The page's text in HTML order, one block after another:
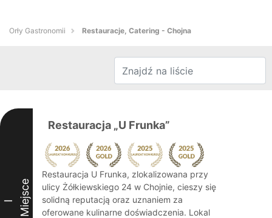
Orły Gastronomii Restauracje, Catering - Chojna
I Miejsce
Restauracja „U Frunka”
Restauracja U Frunka, zlokalizowana przy
ulicy Żółkiewskiego 24 w Chojnie, cieszy się
solidną reputacją oraz uznaniem za
oferowane kulinarne doświadczenia. Lokal